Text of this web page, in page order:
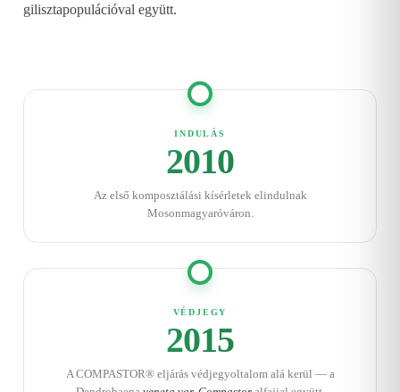
gilisztapopulációval együtt.
INDULÁS
2010
Az első komposztálási kísérletek elindulnak
Mosonmagyaróváron.
VÉDJEGY
2015
A COMPASTOR® eljárás védjegyoltalom alá kerül — a